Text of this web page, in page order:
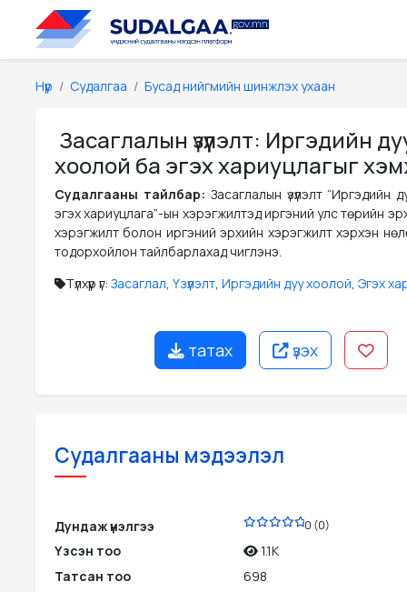
Нүүр Судалгаа Бусад нийгмийн шинжлэх ухаан
Засаглалын үзүүлэлт: Иргэдийн
хоолой ба эгэх хариуцлагыг
Судалгааны тайлбар: Засаглалын үзүүлэлт
эгэх хариуцлага”-ын хэрэгжилтэд иргэний улс төрийн
хэрэгжилт болон иргэний эрхийн хэрэгжилт хэрхэн
тодорхойлон тайлбарлахад чиглэнэ.
Түлхүүр үг: Засаглал, Үзүүлэлт, Иргэдийн дуу хоолой, Эгэх
татах үзэх
Судалгааны мэдээлэл
Дундаж үнэлгээ 0 (0)
Үзсэн тоо
1.1K
Татсан тоо
698